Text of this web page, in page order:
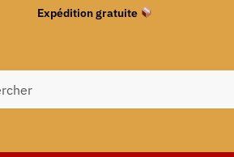
Expédition gratuite